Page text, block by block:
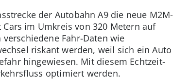
der Autobahn A9 die neue M2M-
im Umkreis von 320 Metern auf
Fahr-Daten wie
riskant werden, weil sich ein Auto
hingewiesen. Mit diesem Echtzeit-
optimiert werden.